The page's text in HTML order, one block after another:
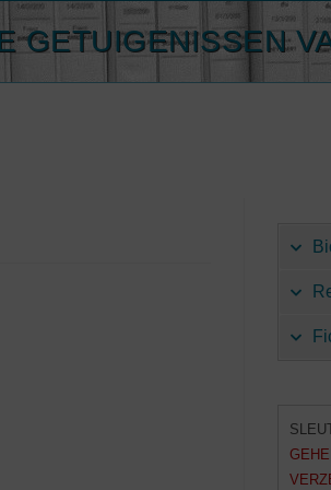
GETUIGENISSEN